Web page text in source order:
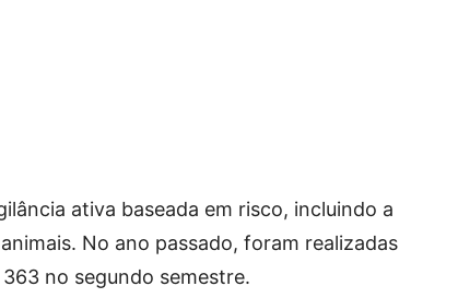
ativa baseada em risco, incluindo a
No ano passado, foram realizadas
no segundo semestre.